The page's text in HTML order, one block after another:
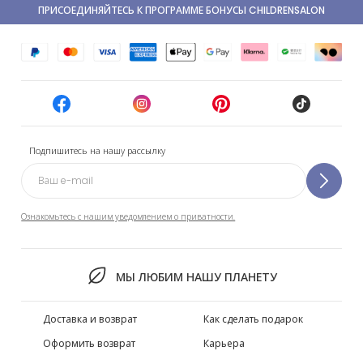
Подпишитесь на нашу рассылку
Ознакомьтесь с нашим уведомлением о приватности.
МЫ ЛЮБИМ НАШУ ПЛАНЕТУ
ПРИСОЕДИНЯЙТЕСЬ К ПРОГРАММЕ БОНУСЫ CHILDRENSALON
Доставка и возврат
Оформить возврат
Как сделать подарок
Карьера